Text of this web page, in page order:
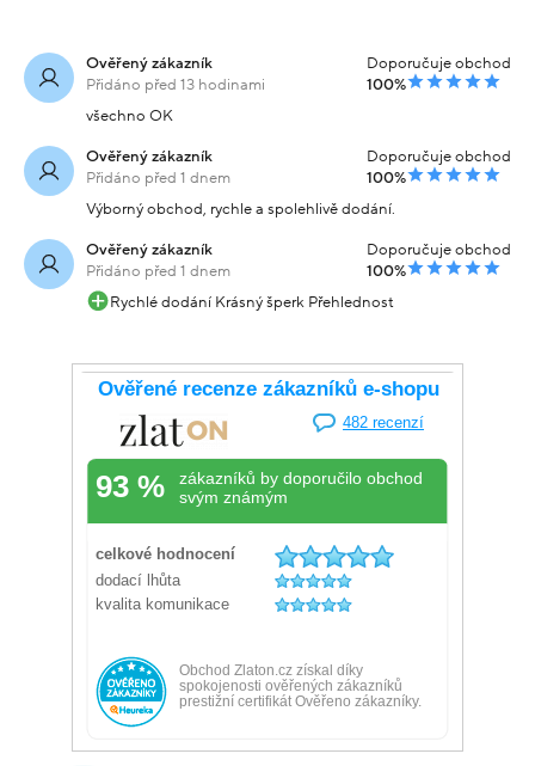
Ověřený zákazník
Přidáno před 13 hodinami
Doporučuje obchod
100%
všechno OK
Ověřený zákazník
Přidáno před 1 dnem
Doporučuje obchod
100%
Výborný obchod, rychle a spolehlivě dodání.
Ověřený zákazník
Přidáno před 1 dnem
Doporučuje obchod
100%
Rychlé dodání Krásný šperk Přehlednost